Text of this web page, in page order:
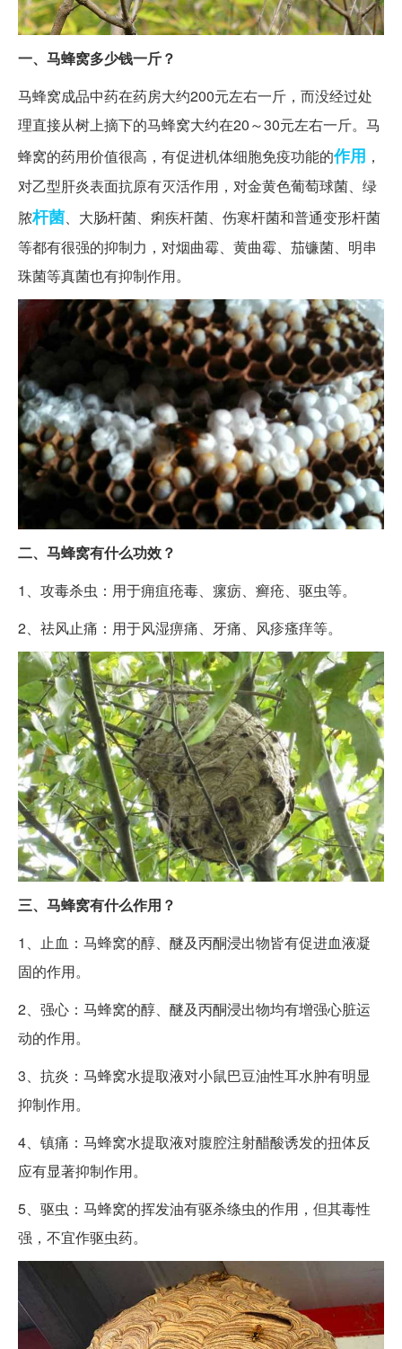
一、马蜂窝多少钱一斤？
马蜂窝成品中药在药房大约200元左右一斤，而没经过处
理直接从树上摘下的马蜂窝大约在20～30元左右一斤。马
蜂窝的药用价值很高，有促进机体细胞免疫功能的作用 ，
对乙型肝炎表面抗原有灭活作用，对金黄色葡萄球菌、绿
脓杆菌、大肠杆菌、痢疾杆菌、伤寒杆菌和普通变形杆菌
等都有很强的抑制力，对烟曲霉、黄曲霉、茄镰菌、明串
珠菌等真菌也有抑制作用。
二、马蜂窝有什么功效？
1、攻毒杀虫：用于痈疽疮毒、瘰疬、癣疮、驱虫等。
2、祛风止痛：用于风湿痹痛、牙痛、风疹瘙痒等。
三、马蜂窝有什么作用？
1、止血：马蜂窝的醇、醚及丙酮浸出物皆有促进血液凝
固的作用。
2、强心：马蜂窝的醇、醚及丙酮浸出物均有增强心脏运
动的作用。
3、抗炎：马蜂窝水提取液对小鼠巴豆油性耳水肿有明显
抑制作用。
4、镇痛：马蜂窝水提取液对腹腔注射醋酸诱发的扭体反
应有显著抑制作用。
5、驱虫：马蜂窝的挥发油有驱杀绦虫的作用，但其毒性
强，不宜作驱虫药。